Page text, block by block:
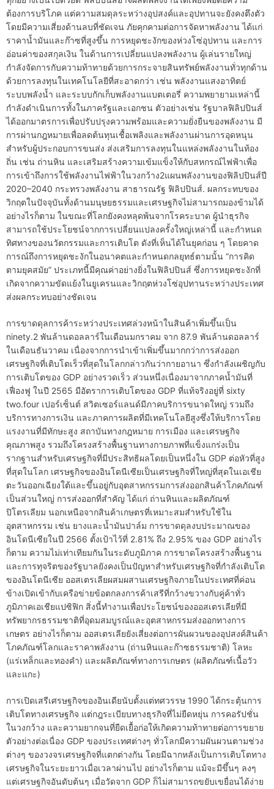
ต้องการบริโภค แต่ความสมดุลระหว่างอุปสงค์และอุปทานจะยังคงตึงตัว
โดยมีความเสี่ยงด้านลบที่ชัดเจน ภัยคุกคามต่อการจัดหาพลังงาน ได้แก่
ราคาน้ำมันและก๊าซที่สูงขึ้น การหยุดชะงักของห่วงโซ่อุปทาน และการ
อ่อนค่าของสกุลเงิน ในด้านการเปลี่ยนแปลงพลังงาน ผู้เล่นรายใหญ่
กำลังจัดการกับความท้าทายด้วยการกระจายสินทรัพย์พลังงานทั่วทุกด้าน
ด้วยการลงทุนในเทคโนโลยีที่สะอาดกว่า เช่น พลังงานแสงอาทิตย์
ระบบพลังน้ำ และระบบกักเก็บพลังงานแบตเตอรี่ ความพยายามเหล่านี้
กำลังดำเนินการทั้งในภาครัฐและเอกชน ตัวอย่างเช่น รัฐบาลฟิลิปปินส์
ได้ออกมาตรการเพื่อปรับปรุงความพร้อมและความยั่งยืนของพลังงาน มี
การผ่านกฎหมายเพื่อลดต้นทุนเชื้อเพลิงและพลังงานผ่านการอุดหนุน
สำหรับผู้ประกอบการขนส่ง ส่งเสริมการลงทุนในแหล่งพลังงานในท้อง
ถิ่น เช่น ถ่านหิน และเสริมสร้างความเข้มแข็งให้กับสหกรณ์ไฟฟ้าเพื่อ
การเข้าถึงการใช้พลังงานไฟฟ้าในวงกว้าง2แผนพลังงานของฟิลิปปินส์ปี
2020–2040 กระทรวงพลังงาน สาธารณรัฐ ฟิลิปปินส์. ผลกระทบของ
วิกฤตในปัจจุบันทั้งด้านมนุษยธรรมและเศรษฐกิจไม่สามารถมองข้ามได้
อย่างไรก็ตาม ในขณะที่โลกยังคงหลุดพ้นจากโรคระบาด ผู้นำธุรกิจ
สามารถใช้ประโยชน์จากการเปลี่ยนแปลงครั้งใหญ่เหล่านี้ และกำหนด
ทิศทางของนวัตกรรมและการเติบโต ดังที่เห็นได้ในยุคก่อน ๆ โดยคาด
การณ์ถึงการหยุดชะงักในอนาคตและกำหนดกลยุทธ์ตามนั้น “การคิด
ตามยุคสมัย” ประเภทนี้มีคุณค่าอย่างยิ่งในฟิลิปปินส์ ซึ่งการหยุดชะงักที่
เกิดจากความขัดแย้งในยูเครนและวิกฤตห่วงโซ่อุปทานระหว่างประเทศ
ส่งผลกระทบอย่างชัดเจน
การขาดดุลการค้าระหว่างประเทศล่วงหน้าในสินค้าเพิ่มขึ้นเป็น
ninety.2 พันล้านดอลลาร์ในเดือนมกราคม จาก 87.9 พันล้านดอลลาร์
ในเดือนธันวาคม เนื่องจากการนำเข้าเพิ่มขึ้นมากกว่าการส่งออก
เศรษฐกิจที่เติบโตเร็วที่สุดในโลกกล่าวกันว่ากายอานา ซึ่งกำลังเผชิญกับ
การเติบโตของ GDP อย่างรวดเร็ว ส่วนหนึ่งเนื่องมาจากภาคน้ำมันที่
เฟื่องฟู ในปี 2565 มีอัตราการเติบโตของ GDP ที่แท้จริงอยู่ที่ sixty
two.four เปอร์เซ็นต์ สวิตเซอร์แลนด์มีภาคบริการขนาดใหญ่ รวมถึง
บริการทางการเงิน และภาคการผลิตที่มีเทคโนโลยีสูงซึ่งให้บริการโดย
แรงงานที่มีทักษะสูง สถาบันทางกฎหมาย การเมือง และเศรษฐกิจ
คุณภาพสูง รวมถึงโครงสร้างพื้นฐานทางกายภาพที่แข็งแกร่งเป็น
รากฐานสำหรับเศรษฐกิจที่มีประสิทธิผลโดยเป็นหนึ่งใน GDP ต่อหัวที่สูง
ที่สุดในโลก เศรษฐกิจของอินโดนีเซียเป็นเศรษฐกิจที่ใหญ่ที่สุดในเอเชีย
ตะวันออกเฉียงใต้และขึ้นอยู่กับอุตสาหกรรมการส่งออกสินค้าโภคภัณฑ์
เป็นส่วนใหญ่ การส่งออกที่สำคัญ ได้แก่ ถ่านหินและผลิตภัณฑ์
ปิโตรเลียม นอกเหนือจากสินค้าเกษตรที่เหมาะสมสำหรับใช้ใน
อุตสาหกรรม เช่น ยางและน้ำมันปาล์ม การขาดดุลงบประมาณของ
อินโดนีเซียในปี 2566 ตั้งเป้าไว้ที่ 2.81% ถึง 2.95% ของ GDP อย่างไร
ก็ตาม ความไม่เท่าเทียมกันในระดับภูมิภาค การขาดโครงสร้างพื้นฐาน
และการทุจริตของรัฐบาลยังคงเป็นปัญหาสำหรับเศรษฐกิจที่กำลังเติบโต
ของอินโดนีเซีย ออสเตรเลียผสมผสานเศรษฐกิจภายในประเทศที่ค่อน
ข้างเปิดเข้ากับเครือข่ายข้อตกลงการค้าเสรีที่กว้างขวางกับคู่ค้าทั่ว
ภูมิภาคเอเชียแปซิฟิก สิ่งนี้ทำงานเพื่อประโยชน์ของออสเตรเลียที่มี
ทรัพยากรธรรมชาติที่อุดมสมบูรณ์และอุตสาหกรรมส่งออกทางการ
เกษตร อย่างไรก็ตาม ออสเตรเลียยังเสี่ยงต่อการผันผวนของอุปสงค์สินค้า
โภคภัณฑ์โลกและราคาพลังงาน (ถ่านหินและก๊าซธรรมชาติ) โลหะ
(แร่เหล็กและทองคำ) และผลิตภัณฑ์ทางการเกษตร (ผลิตภัณฑ์เนื้อวัว
และแกะ)
การเปิดเสรีเศรษฐกิจของอินเดียนับตั้งแต่ทศวรรษ 1990 ได้กระตุ้นการ
เติบโตทางเศรษฐกิจ แต่กฎระเบียบทางธุรกิจที่ไม่ยืดหยุ่น การคอรัปชั่น
ในวงกว้าง และความยากจนที่ยืดเยื้อก่อให้เกิดความท้าทายต่อการขยาย
ตัวอย่างต่อเนื่อง GDP ของประเทศต่างๆ ทั่วโลกมีความผันผวนตามช่วง
ต่างๆ ของวงจรเศรษฐกิจที่แตกต่างกัน โดยมีฉากหลังเป็นการเติบโตทาง
เศรษฐกิจในระยะยาวเมื่อเวลาผ่านไป อย่างไรก็ตาม แม้จะมีขึ้นๆ ลงๆ
แต่เศรษฐกิจอันดับต้นๆ เมื่อวัดจาก GDP ก็ไม่สามารถขยับเขยื่อนได้ง่าย